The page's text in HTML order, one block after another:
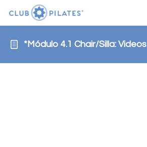
*Módulo 4.1 Chair/Silla: Videos